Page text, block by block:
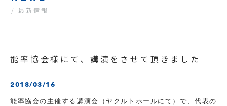
/ 最新情報
能率協会様にて、講演をさせて頂きました
2018/03/16
能率協会の主催する講演会（ヤクルトホールにて）で、代表の